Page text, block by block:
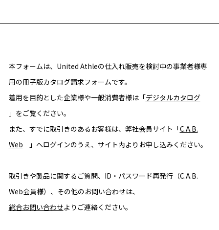
本フォームは、United Athleの仕入れ販売を検討中の事業者様専
用の冊子版カタログ請求フォームです。
着用を目的とした企業様や一般消費者様は「デジタルカタログ
」をご覧ください。
また、すでに取引きのあるお客様は、弊社会員サイト「C.A.B.
Web
」へログインのうえ、サイト内よりお申し込みください。
取引きや製品に関するご質問、ID・パスワード再発行（C.A.B.
Web会員様）、その他のお問い合わせは、
総合お問い合わせよりご連絡ください。